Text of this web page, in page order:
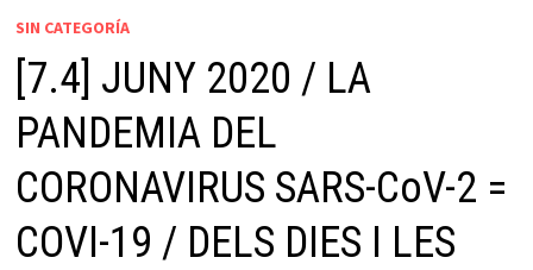
SIN CATEGORÍA
[7.4] JUNY 2020 / LA
PANDEMIA DEL
CORONAVIRUS SARS-CoV-2 =
COVI-19 / DELS DIES I LES